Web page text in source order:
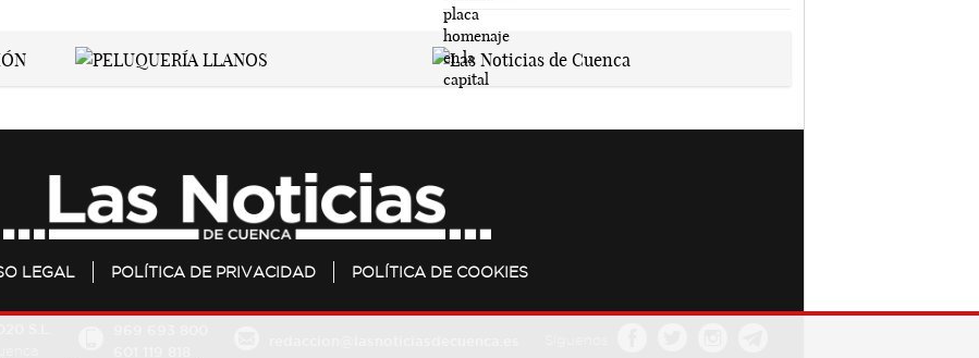
LEGAL POLÍTICA DE PRIVACIDAD POLÍTICA DE COOKIES